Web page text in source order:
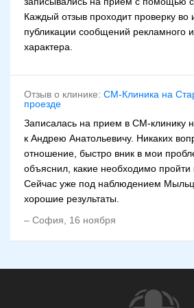
проведение КТ, эндоскопии полости
пазух.
когда происходит пыление растений.
внутрь, а также ингаляционные
На втором этапе (вне действия
делается акцент на специфической
цель — добиться продолжительной
предупредить возникновение более
иммунотерапии используются
препараты.
Осложнения
При отсутствии своевременного и
аллергия на амброзию может
Каждый отзыв проходит проверку во
публикации сообщений рекламного
характера.
Отзыв о клинике: СМ-Клиника на
проезде
Записалась на прием в СМ-клинику
к Андрею Анатольевичу. Никаких
отношение, быстро вник в мои
объяснил, какие необходимо пройти
Сейчас уже под наблюдением
хорошие результаты.
– София 16 ноября